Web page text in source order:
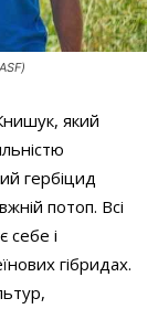
який
гербіцид
потоп. Всі
себе і
гібридах.